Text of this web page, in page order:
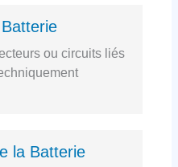
ou circuits liés
la Batterie